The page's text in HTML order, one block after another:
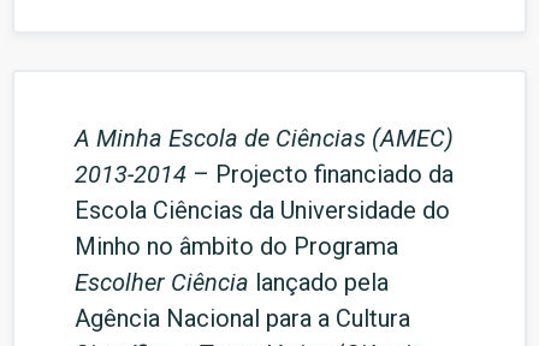
A Minha Escola de Ciências (AMEC)
2013-2014 – Projecto financiado da
Escola Ciências da Universidade do
Minho no âmbito do Programa
Escolher Ciência lançado pela
Agência Nacional para a Cultura